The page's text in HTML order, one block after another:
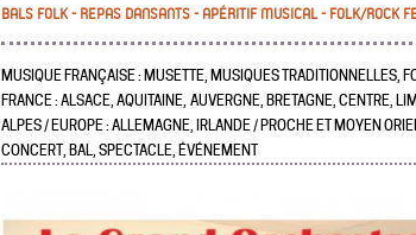
BALS FOLK - REPAS DANSANTS - APÉRITIF MUSICAL - FOLK/ROCK
MUSIQUE FRANÇAISE : MUSETTE, MUSIQUES TRADITIONNELLES,
FRANCE : ALSACE, AQUITAINE, AUVERGNE, BRETAGNE, CENTRE,
ALPES / EUROPE : ALLEMAGNE, IRLANDE / PROCHE ET MOYEN
CONCERT, BAL, SPECTACLE, ÉVÉNEMENT